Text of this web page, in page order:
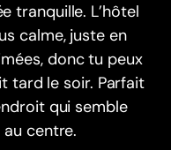
tranquille. L’hôtel
calme, juste en
donc tu peux
tard le soir. Parfait
qui semble
centre.